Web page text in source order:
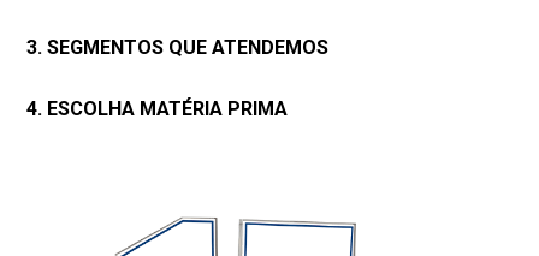
3. SEGMENTOS QUE ATENDEMOS
4. ESCOLHA MATÉRIA PRIMA